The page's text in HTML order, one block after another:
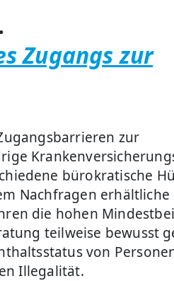
Zugangs zur
zur
bürokratische
Nachfragen erhältliche
die hohen
teilweise bewusst
von
Illegalität.